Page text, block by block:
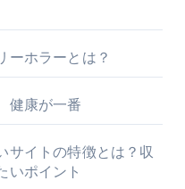
ーホラーとは？
健康が一番
サイトの特徴とは？収
いポイント